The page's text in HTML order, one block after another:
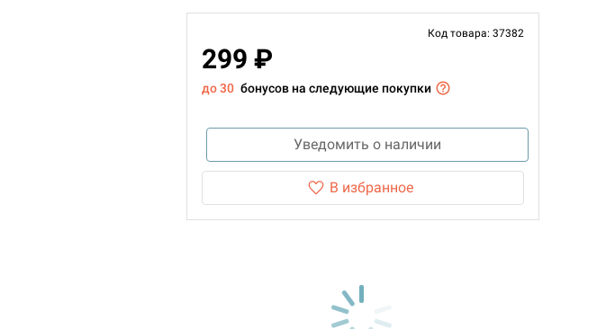
Код товара: 37382
299 ₽
до 30 бонусов на следующие покупки
Уведомить о наличии
В избранное